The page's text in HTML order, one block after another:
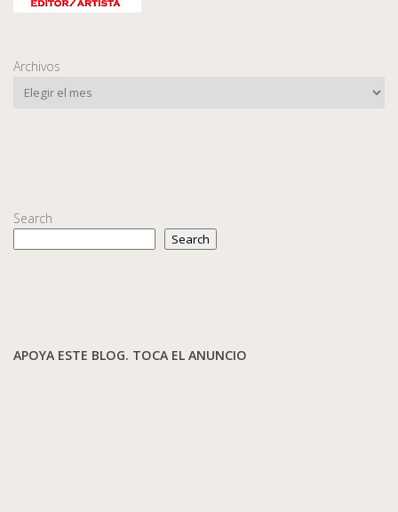
Archivos
Search
Search
APOYA ESTE BLOG. TOCA EL ANUNCIO